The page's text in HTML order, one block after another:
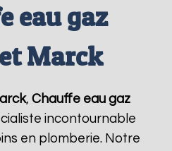
eau gaz
Marck
, Chauffe eau gaz
incontournable
en plomberie. Notre